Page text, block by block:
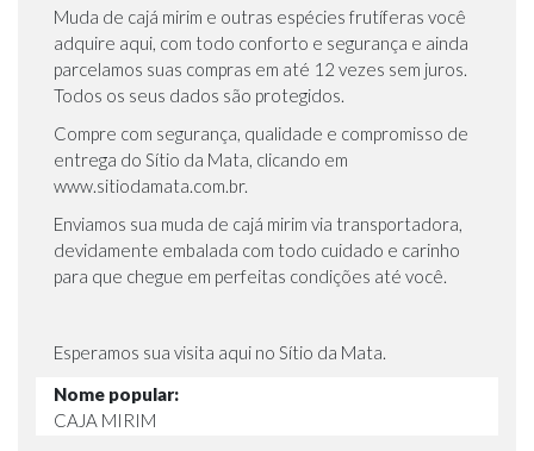
Muda de cajá mirim e outras espécies frutíferas você
adquire aqui, com todo conforto e segurança e ainda
parcelamos suas compras em até 12 vezes sem juros.
Todos os seus dados são protegidos.
Compre com segurança, qualidade e compromisso de
entrega do Sítio da Mata, clicando em
www.sitiodamata.com.br.
Enviamos sua muda de cajá mirim via transportadora,
devidamente embalada com todo cuidado e carinho
para que chegue em perfeitas condições até você.
Esperamos sua visita aqui no Sítio da Mata.
Nome popular:
CAJA MIRIM